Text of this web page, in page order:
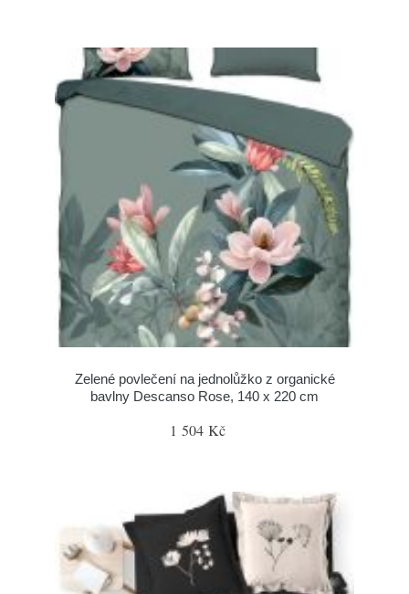
Zelené povlečení na jednolůžko z organické
bavlny Descanso Rose, 140 x 220 cm
1 504 Kč